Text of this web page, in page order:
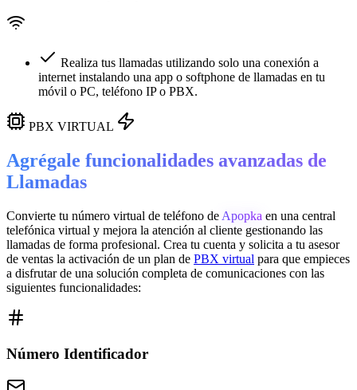
Realiza tus llamadas utilizando solo una conexión a
internet instalando una app o softphone de llamadas en tu
móvil o PC, teléfono IP o PBX.
PBX VIRTUAL
Agrégale funcionalidades avanzadas de
Llamadas
Convierte tu número virtual de teléfono de Apopka en una central
telefónica virtual y mejora la atención al cliente gestionando las
llamadas de forma profesional. Crea tu cuenta y solicita a tu asesor
de ventas la activación de un plan de PBX virtual para que empieces
a disfrutar de una solución completa de comunicaciones con las
siguientes funcionalidades:
Número Identificador